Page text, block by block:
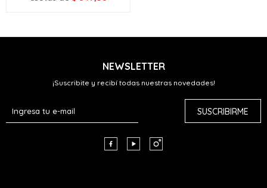
NEWSLETTER
¡Suscribite y recibí todas nuestras novedades!
SUSCRIBIRME
  